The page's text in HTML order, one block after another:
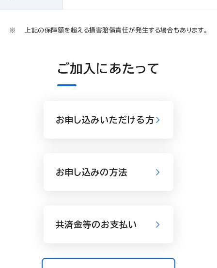
上記の保障額を超える損害賠償責任が発生する場合もあります。
ご加入にあたって
お申し込みいただける方
お申し込みの方法
共済金等のお支払い